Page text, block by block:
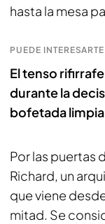
hasta la mesa
PUEDE INTERESARTE
El tenso
durante la
bofetada
Por las puertas
Richard, un
que viene
mitad. Se